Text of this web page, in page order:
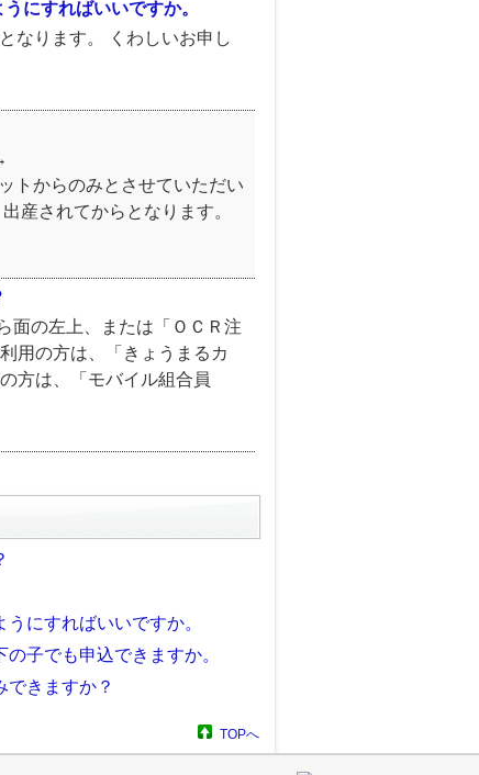
にすればいいですか。
なります。 くわしいお申し
→
トからのみとさせていただい
産されてからとなります。
の左上、または「ＯＣＲ注
用の方は、「きょうまるカ
方は、「モバイル組合員
にすればいいですか。
子でも申込できますか。
できますか？
TOPへ